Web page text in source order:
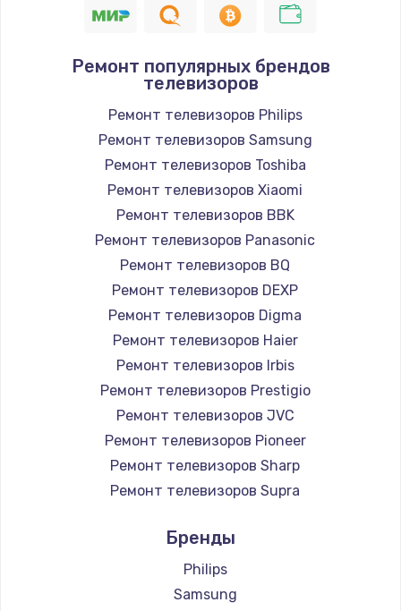
390 руб.
Замена Bluetooth/Wi-Fi модуля
800 руб.
Замена картридера
Заказать
Замена микросхемы NFC
1100 руб.
Заказать
Замена шим-контроллера
3900 руб.
Заказать
1030 руб.
Заказать
Ремонт популярных брендов
телевизоров
Ремонт телевизоров Philips
Ремонт телевизоров Samsung
Ремонт телевизоров Toshiba
Ремонт телевизоров Xiaomi
Ремонт телевизоров BBK
Ремонт телевизоров Panasonic
Ремонт телевизоров BQ
Ремонт телевизоров DEXP
Ремонт телевизоров Digma
Ремонт телевизоров Haier
Ремонт телевизоров Irbis
Ремонт телевизоров Prestigio
Ремонт телевизоров JVC
Ремонт телевизоров Pioneer
Ремонт телевизоров Sharp
Ремонт телевизоров Supra
Ремонт телевизоров Hisense
Ремонт телевизоров Daewoo
Ремонт телевизоров Centek
Бренды
Philips
Samsung